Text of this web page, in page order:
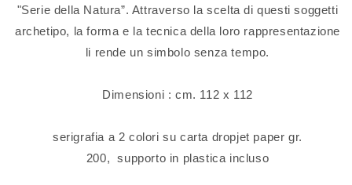
"Serie della Natura”. Attraverso la scelta di questi soggetti
archetipo, la forma e la tecnica della loro rappresentazione
li rende un simbolo senza tempo.
Dimensioni : cm. 112 x 112
serigrafia a 2 colori su carta dropjet paper gr.
200, supporto in plastica incluso